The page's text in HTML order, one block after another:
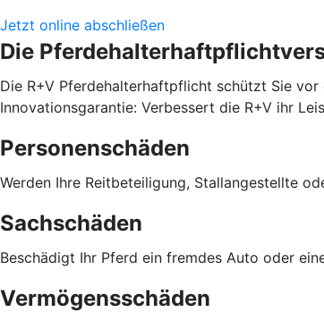
Jetzt online abschließen
Die
Die R+V Pferdehalterhaftpflicht schützt Sie
Innovationsgarantie: Verbessert die R+V ihr
Personenschäden
Werden Ihre Reitbeteiligung, Stallangestellte
Sachschäden
Beschädigt Ihr Pferd ein fremdes Auto oder
Vermögensschäden